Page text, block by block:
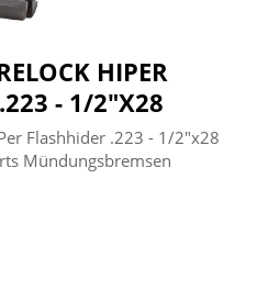
HIPER
- 1/2"X28
Flashhider .223 - 1/2"x28
Mündungsbremsen